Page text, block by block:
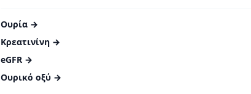
Ουρία →
Κρεατινίνη →
eGFR →
Ουρικό οξύ →